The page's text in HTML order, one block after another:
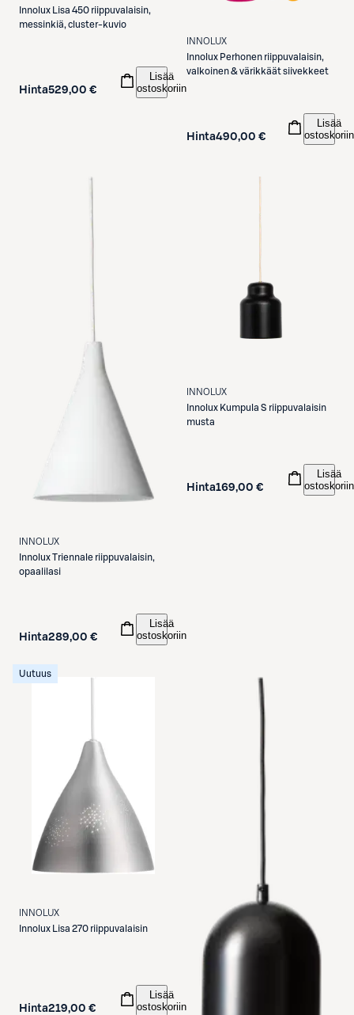
Innolux
Lisa 450 riippuvalaisin,
messinkiä, cluster-kuvio
Hinta529,00 €
Lisää
ostoskoriin
INNOLUX
Innolux Perhonen riippuvalaisin,
valkoinen & värikkäät siivekkeet
Hinta490,00 €
Lisää
ostoskoriin
INNOLUX
Innolux Triennale riippuvalaisin,
opaalilasi
Hinta289,00 €
Lisää
ostoskoriin
INNOLUX
Innolux Kumpula S riippuvalaisin
musta
Hinta169,00 €
Lisää
ostoskoriin
Uutuus
INNOLUX
Innolux
Lisa 270 riippuvalaisin
Hinta219,00 €
Lisää
ostoskoriin